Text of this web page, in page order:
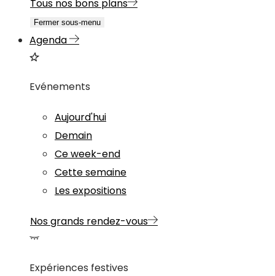
Tous nos bons plans
Fermer sous-menu
Agenda
Evénements
Aujourd'hui
Demain
Ce week-end
Cette semaine
Les expositions
Nos grands rendez-vous
Expériences festives